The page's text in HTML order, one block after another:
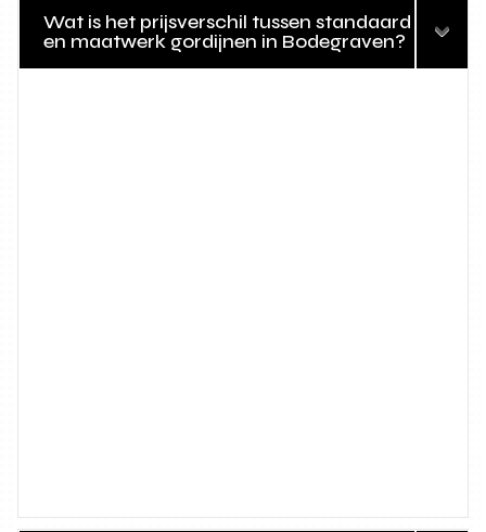
Wat is het prijsverschil tussen standaard
en maatwerk gordijnen in Bodegraven?